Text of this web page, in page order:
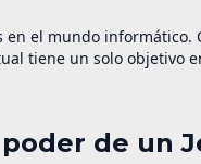
el mundo
tiene un solo objetivo
realidad
de un